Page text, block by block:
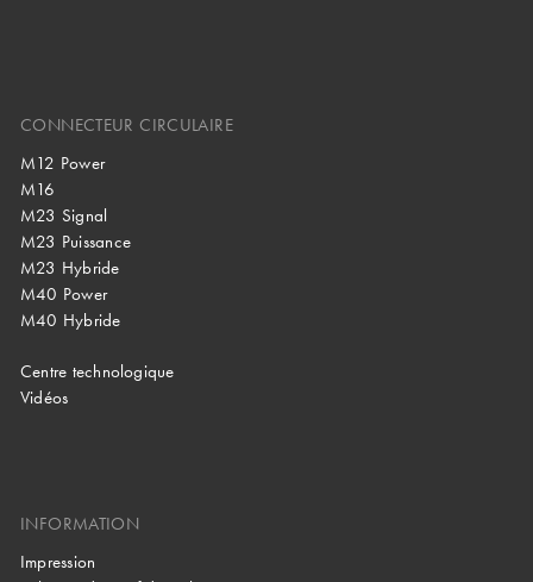
CONNECTEUR CIRCULAIRE
M12 Power
M16
M23 Signal
M23 Puissance
M23 Hybride
M40 Power
M40 Hybride
Centre technologique
Vidéos
INFORMATION
Impression